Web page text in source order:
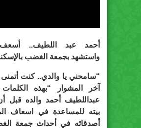
أحمد عبد اللطيف.. أسعف
واستشهد بجمعة الغضب
“سامحني يا والدي.. كنت
آخر المشوار “بهذه
عبداللطيف أحمد والده قبل
بيته للمساعدة في اسعاف
أصدقائه في أحداث جمعة